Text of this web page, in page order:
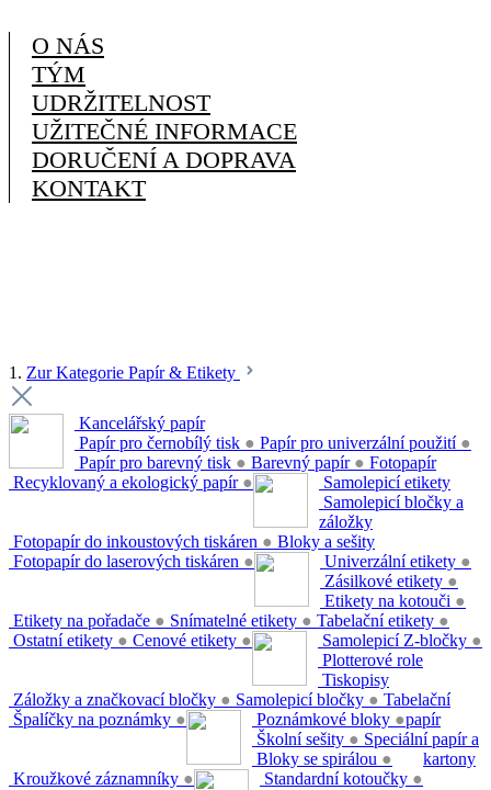
O NÁS
TÝM
UDRŽITELNOST
UŽITEČNÉ INFORMACE
DORUČENÍ A DOPRAVA
KONTAKT
1. Zur Kategorie Papír & Etikety
Kancelářský papír
Papír pro černobílý tisk ● Papír pro univerzální použití ●
Papír pro barevný tisk ● Barevný papír ●
Recyklovaný a ekologický papír ●
Fotopapír
Fotopapír do inkoustových tiskáren ●
Fotopapír do laserových tiskáren ●
Samolepicí etikety
Univerzální etikety ●
Zásilkové etikety ●
Etikety na kotouči ●
Etikety na pořadače ● Snímatelné etikety ● Tabelační etikety ●
Ostatní etikety ● Cenové etikety ●
Samolepicí bločky a
záložky
Samolepicí Z-bločky ●
Záložky a značkovací bločky ● Samolepicí bločky ●
Špalíčky na poznámky ●
Bloky a sešity
Poznámkové bloky ●
Školní sešity ●
Bloky se spirálou ●
Kroužkové záznamníky ●
Plotterové role
Standardní kotoučky ●
Tiskopisy
Tabelační
papír
Speciální papír a
kartony